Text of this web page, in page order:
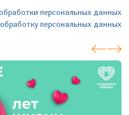
персональных данных
персональных данных